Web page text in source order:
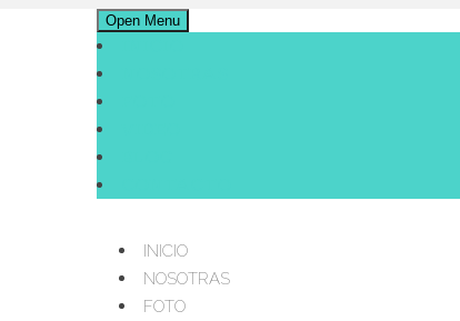
Open Menu
INICIO
NOSOTRAS
FOTO